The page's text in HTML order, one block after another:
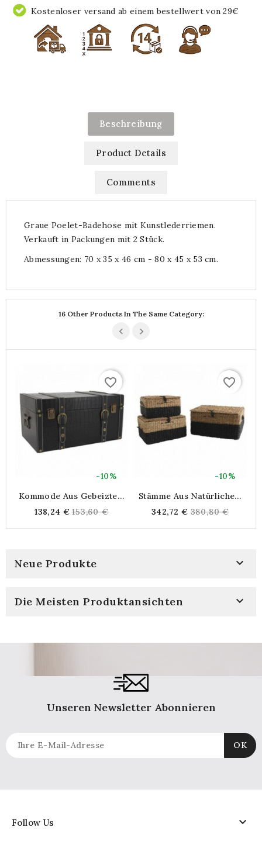
Kostenloser versand ab einem bestellwert von 29€
Beschreibung
Product Details
Comments
Graue Poelet-Badehose mit Kunstlederriemen.
Verkauft in Packungen mit 2 Stück.
Abmessungen: 70 x 35 x 46 cm - 80 x 45 x 53 cm.
16 Other Products In The Same Category:
-10%
favorite_border
Kommode Aus Gebeiztem
30 X 25 Cm
138,24 € Regular
price
153,60 €
-10%
favorite_border
Stämme Aus Natürlichem
Seegras
342,72 € Regular
price
380,80 €
Neue Produkte 
Die Meisten Produktansichten 
Unseren Newsletter Abonnieren
Follow Us 